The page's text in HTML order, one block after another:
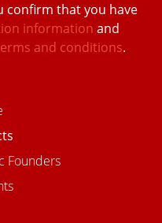
confirm that you have
information and
and conditions.
Founders